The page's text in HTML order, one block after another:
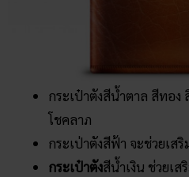
กระเป๋าตังสีน้ำตาล สีทอง
โชคลาภ
กระเป่าตังสีฟ้า จะช่วยเส
กระเป๋าตังสีน้ำเงิน ช่วยเส